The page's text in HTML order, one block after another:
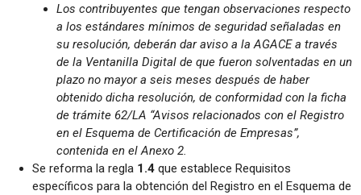
Los contribuyentes que tengan observaciones respecto
a los estándares mínimos de seguridad señaladas en
su resolución, deberán dar aviso a la AGACE a través
de la Ventanilla Digital de que fueron solventadas en un
plazo no mayor a seis meses después de haber
obtenido dicha resolución, de conformidad con la ficha
de trámite 62/LA “Avisos relacionados con el Registro
en el Esquema de Certificación de Empresas”,
contenida en el Anexo 2.
Se reforma la regla 1.4 que establece Requisitos
específicos para la obtención del Registro en el Esquema de